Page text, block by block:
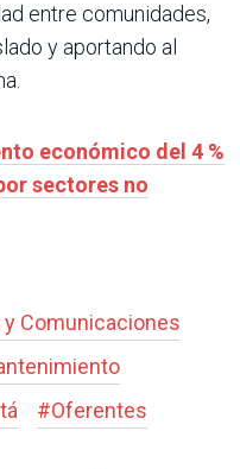
entre comunidades,
y aportando al
económico del 4 %
sectores no
Comunicaciones
#Oferentes